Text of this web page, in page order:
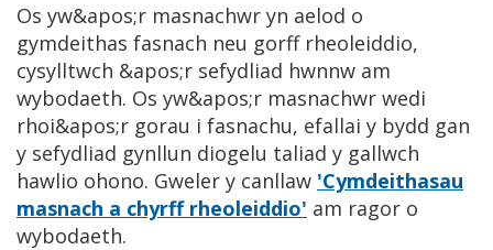
Os yw&apos;r masnachwr yn aelod o
gymdeithas fasnach neu gorff rheoleiddio,
cysylltwch &apos;r sefydliad hwnnw am
wybodaeth. Os yw&apos;r masnachwr wedi
rhoi&apos;r gorau i fasnachu, efallai y bydd gan
y sefydliad gynllun diogelu taliad y gallwch
hawlio ohono. Gweler y canllaw 'Cymdeithasau
masnach a chyrff rheoleiddio' am ragor o
wybodaeth.